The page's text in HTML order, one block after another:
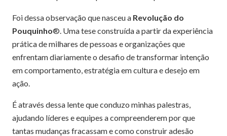
Foi dessa observação que nasceu a Revolução do
Pouquinho®. Uma tese construída a partir da experiência
prática de milhares de pessoas e organizações que
enfrentam diariamente o desafio de transformar intenção
em comportamento, estratégia em cultura e desejo em
ação.
É através dessa lente que conduzo minhas palestras,
ajudando líderes e equipes a compreenderem por que
tantas mudanças fracassam e como construir adesão